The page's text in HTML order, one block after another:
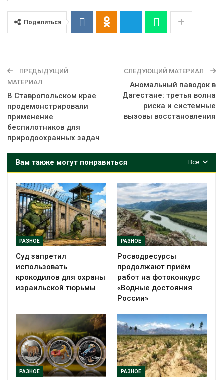
Поделиться
ПРЕДЫДУЩИЙ
МАТЕРИАЛ
В Ставропольском крае
продемонстрировали
применение
беспилотников для
природоохранных задач
СЛЕДУЮЩИЙ МАТЕРИАЛ
Аномальный паводок в
Дагестане: третья волна
риска и системные
вызовы восстановления
Все
Вам также могут понравиться
РАЗНОЕ
Суд запретил
использовать
крокодилов для охраны
израильской тюрьмы
РАЗНОЕ
Росводресурсы
продолжают приём
работ на фотоконкурс
«Водные достояния
России»
РАЗНОЕ РАЗНОЕ